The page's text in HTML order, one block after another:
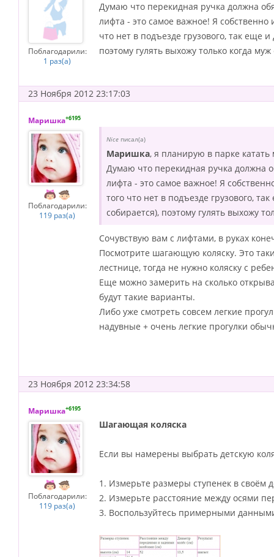
Поблагодарили:
1 раз(а)
Думаю что перекидная ручка должна
лифта - это самое важное! Я собственно
что нет в подъезде грузового, так еще
поэтому гулять выхожу только когда
23 Ноября 2012 23:17:03
Маришка+6195
Поблагодарили:
119 раз(а)
Nice писал(а)
Маришка, я планирую в парке
Думаю что перекидная ручка должна
лифта - это самое важное! Я
того что нет в подъезде грузового,
собирается), поэтому гулять выхожу
Сочувствую вам с лифтами, в руках
Посмотрите шагающую коляску. Это
лестнице, тогда не нужно коляску с
Еще можно замерить на сколько
будут такие варианты.
Либо уже смотреть совсем легкие
надувные + очень легкие прогулки
23 Ноября 2012 23:34:58
Маришка+6195
Поблагодарили:
119 раз(а)
Шагающая коляска
Если вы намерены выбрать детскую
1. Измерьте размеры ступенек в своём
2. Измерьте расстояние между осями
3. Воспользуйтесь примерными